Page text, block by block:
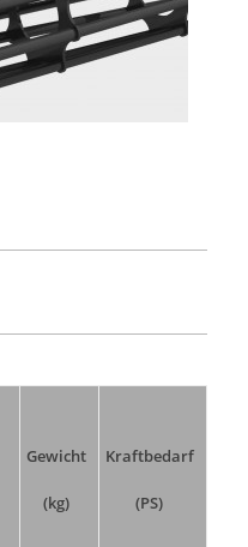
Gewicht
(kg)
Kraftbedarf
(PS)